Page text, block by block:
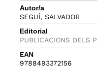
Autor/a
SEGUÍ, SALVADOR
Editorial
PUBLICACIONS DELS
EAN
9788493372156